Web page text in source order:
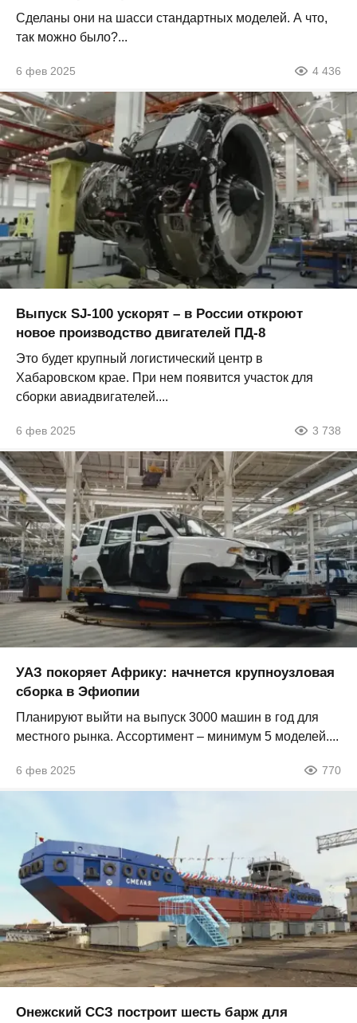
Сделаны они на шасси стандартных моделей. А что,
так можно было?...
6 фев 2025 4 436
Выпуск SJ-100 ускорят – в России откроют
новое производство двигателей ПД-8
Это будет крупный логистический центр в
Хабаровском крае. При нем появится участок для
сборки авиадвигателей....
6 фев 2025 3 738
УАЗ покоряет Африку: начнется крупноузловая
сборка в Эфиопии
Планируют выйти на выпуск 3000 машин в год для
местного рынка. Ассортимент – минимум 5 моделей....
6 фев 2025 770
Онежский ССЗ построит шесть барж для